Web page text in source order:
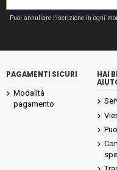
Puoi annullare l'iscrizione in ogni
PAGAMENTI SICURI
Modalità
pagamento
HAI